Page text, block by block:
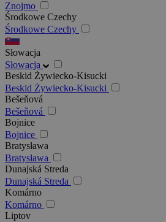
Znojmo
Środkowe Czechy
Środkowe Czechy
Słowacja
Słowacja
Beskid Żywiecko-Kisucki
Beskid Żywiecko-Kisucki
Bešeňová
Bešeňová
Bojnice
Bojnice
Bratysława
Bratysława
Dunajská Streda
Dunajská Streda
Komárno
Komárno
Liptov